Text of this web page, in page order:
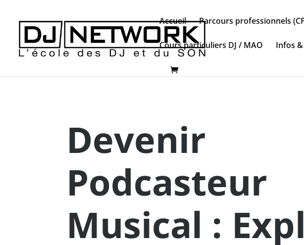
Accueil Parcours professionnels
Cours particuliers DJ / MAO Infos
Devenir
Podcasteur
Musical :